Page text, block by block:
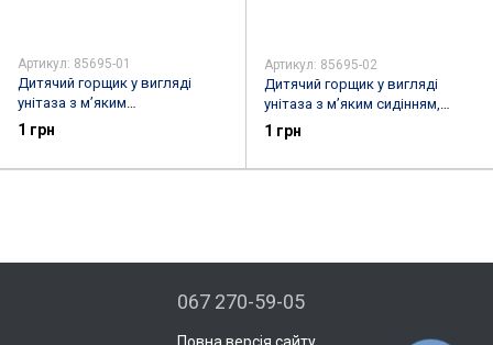
Артикул: 85695-01
Дитячий горщик у вигляді
унітаза з м’яким
сидінням,Рожевий
1 грн
Артикул: 85695-02
Дитячий горщик у вигляді
унітаза з м’яким сидінням,
Блакитний
1 грн
067 270-59-05